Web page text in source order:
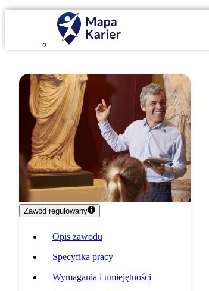
Zawód regulowany
Opis zawodu
Specyfika pracy
Wymagania i umiejętności